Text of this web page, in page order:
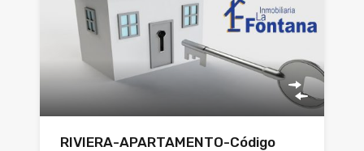
RIVIERA-APARTAMENTO-Código